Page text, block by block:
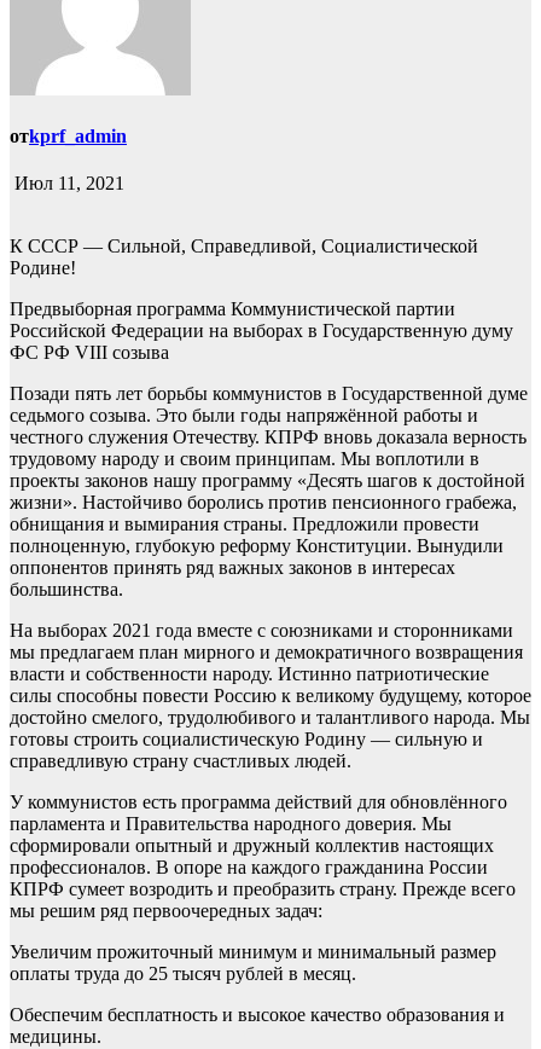
отkprf_admin
Июл 11, 2021
К СССР — Сильной, Справедливой, Социалистической
Родине!
Предвыборная программа Коммунистической партии
Российской Федерации на выборах в Государственную думу
ФС РФ VIII созыва
Позади пять лет борьбы коммунистов в Государственной думе
седьмого созыва. Это были годы напряжённой работы и
честного служения Отечеству. КПРФ вновь доказала верность
трудовому народу и своим принципам. Мы воплотили в
проекты законов нашу программу «Десять шагов к достойной
жизни». Настойчиво боролись против пенсионного грабежа,
обнищания и вымирания страны. Предложили провести
полноценную, глубокую реформу Конституции. Вынудили
оппонентов принять ряд важных законов в интересах
большинства.
На выборах 2021 года вместе с союзниками и сторонниками
мы предлагаем план мирного и демократичного возвращения
власти и собственности народу. Истинно патриотические
силы способны повести Россию к великому будущему, которое
достойно смелого, трудолюбивого и талантливого народа. Мы
готовы строить социалистическую Родину — сильную и
справедливую страну счастливых людей.
У коммунистов есть программа действий для обновлённого
парламента и Правительства народного доверия. Мы
сформировали опытный и дружный коллектив настоящих
профессионалов. В опоре на каждого гражданина России
КПРФ сумеет возродить и преобразить страну. Прежде всего
мы решим ряд первоочередных задач:
Увеличим прожиточный минимум и минимальный размер
оплаты труда до 25 тысяч рублей в месяц.
Обеспечим бесплатность и высокое качество образования и
медицины.